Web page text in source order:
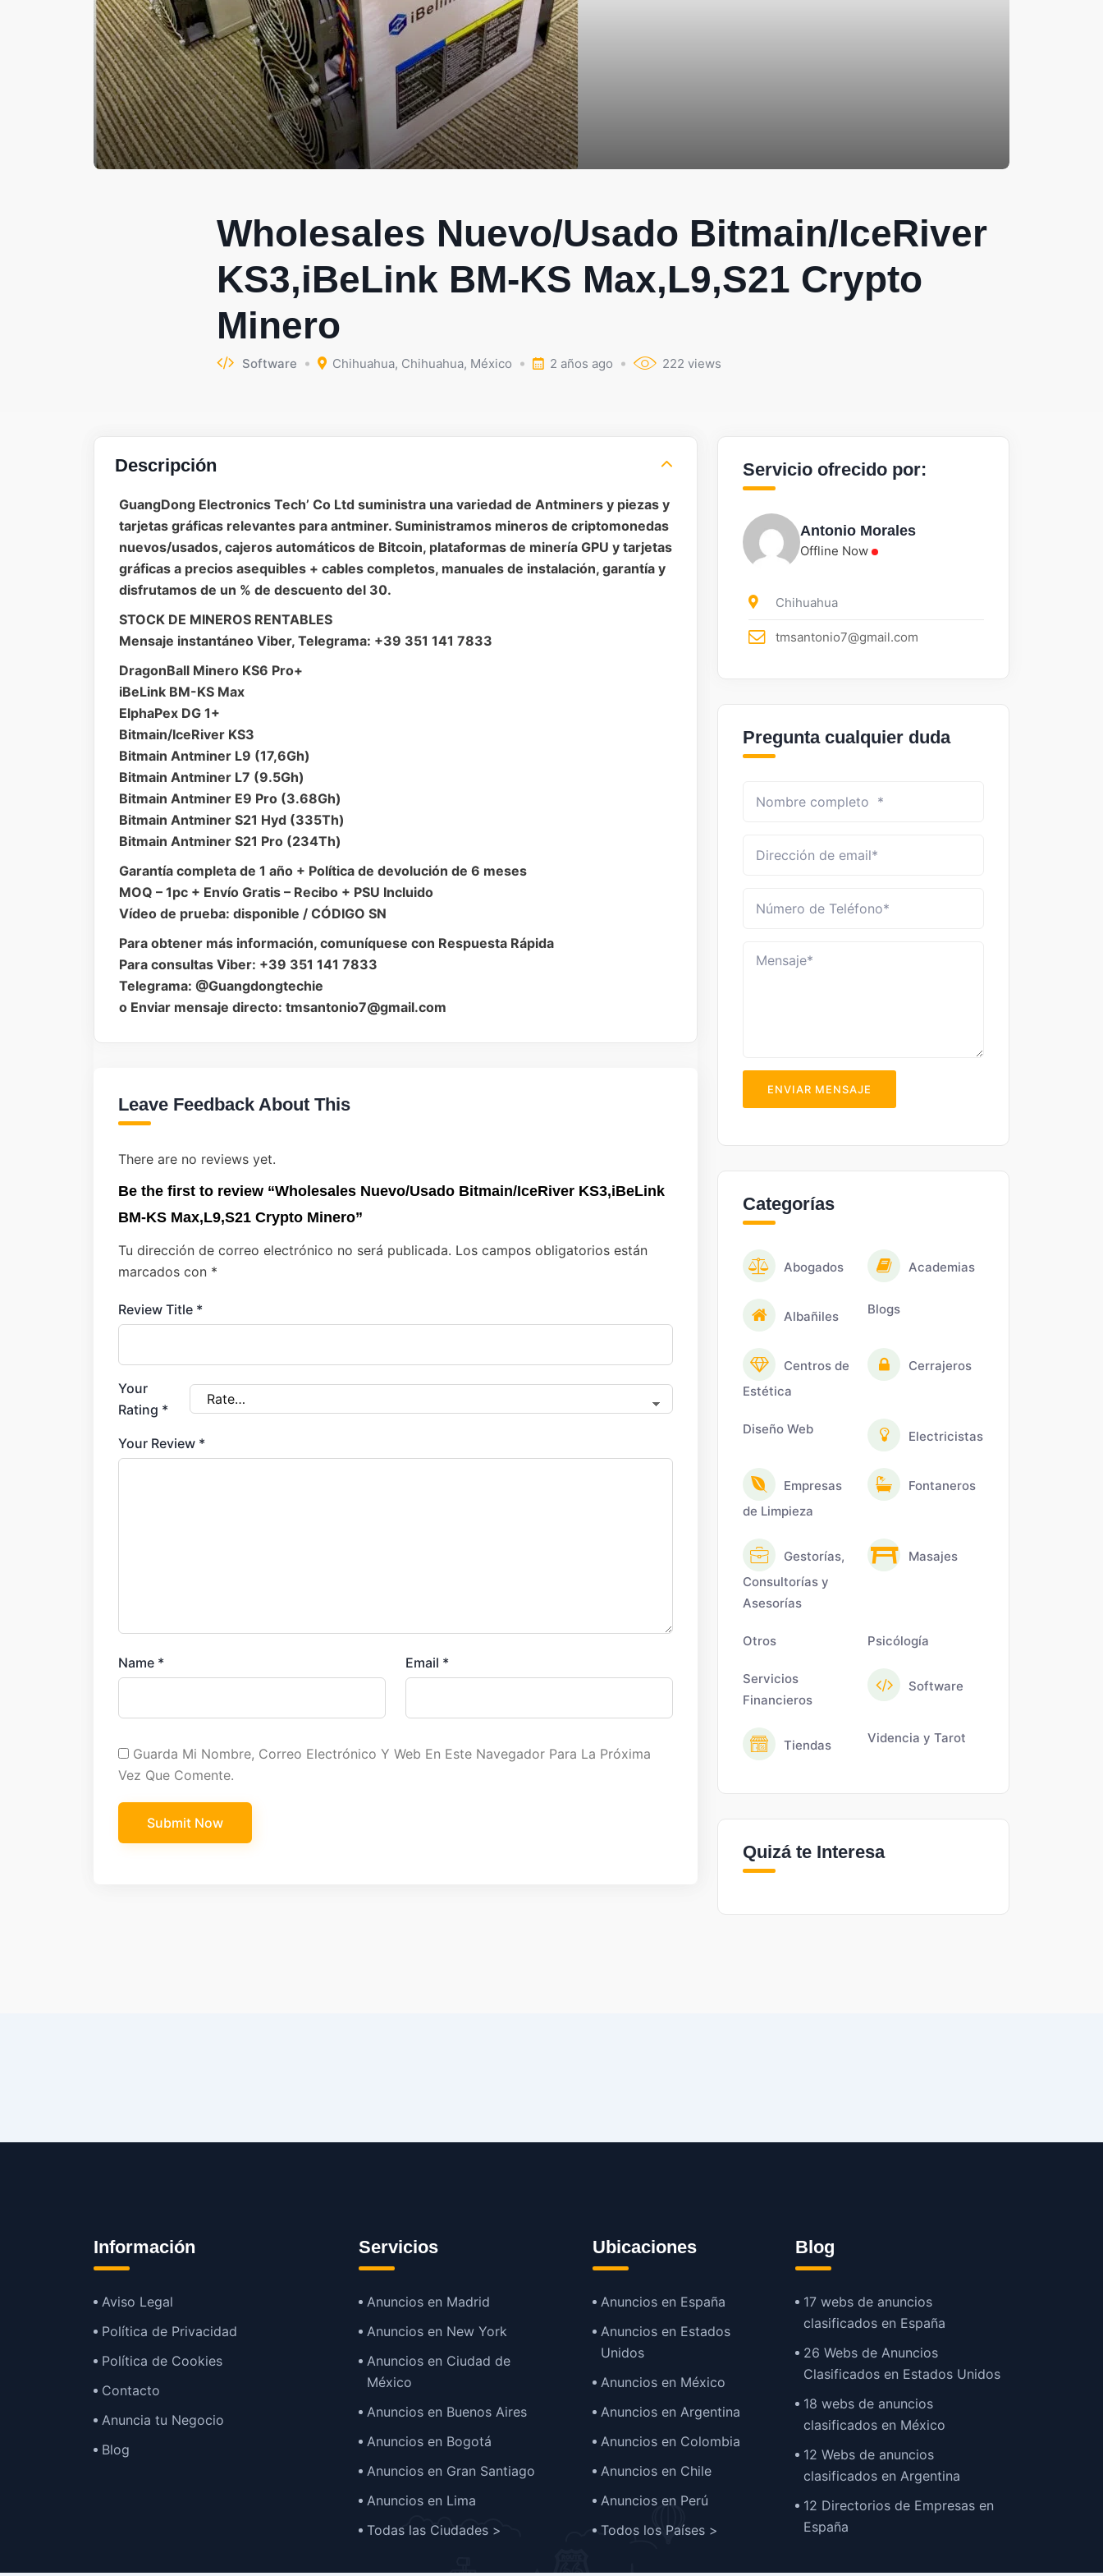
Wholesales Nuevo/Usado Bitmain/IceRiver
KS3,iBeLink BM-KS Max,L9,S21 Crypto
Minero
Software Chihuahua, Chihuahua, México 2 años ago 222 views
Descripción
GuangDong Electronics Tech’ Co Ltd suministra una variedad de Antminers y piezas y
tarjetas gráficas relevantes para antminer. Suministramos mineros de criptomonedas
nuevos/usados, cajeros automáticos de Bitcoin, plataformas de minería GPU y tarjetas
gráficas a precios asequibles + cables completos, manuales de instalación, garantía y
disfrutamos de un % de descuento del 30.
STOCK DE MINEROS RENTABLES
Mensaje instantáneo Viber, Telegrama: +39 351 141 7833
DragonBall Minero KS6 Pro+
iBeLink BM-KS Max
ElphaPex DG 1+
Bitmain/IceRiver KS3
Bitmain Antminer L9 (17,6Gh)
Bitmain Antminer L7 (9.5Gh)
Bitmain Antminer E9 Pro (3.68Gh)
Bitmain Antminer S21 Hyd (335Th)
Bitmain Antminer S21 Pro (234Th)
Garantía completa de 1 año + Política de devolución de 6 meses
MOQ – 1pc + Envío Gratis – Recibo + PSU Incluido
Vídeo de prueba: disponible / CÓDIGO SN
Para obtener más información, comuníquese con Respuesta Rápida
Para consultas Viber: +39 351 141 7833
Telegrama: @Guangdongtechie
o Enviar mensaje directo: tmsantonio7@gmail.com
Leave Feedback About This
There are no reviews yet.
Be the first to review “Wholesales Nuevo/Usado Bitmain/IceRiver KS3,iBeLink
BM-KS Max,L9,S21 Crypto Minero”
Tu dirección de correo electrónico no será publicada. Los campos obligatorios están
marcados con *
Review Title *
Your
Rating *
Your Review *
Name * Email *
Guarda Mi Nombre, Correo Electrónico Y Web En Este Navegador Para La Próxima
Vez Que Comente.
Servicio ofrecido por:
Antonio Morales
Offline Now
Chihuahua
tmsantonio7@gmail.com
Pregunta cualquier duda
ENVIAR MENSAJE
Categorías
Abogados Academias
Albañiles Blogs
Centros de
Estética
Cerrajeros
Diseño Web Electricistas
Empresas
de Limpieza
Fontaneros
Gestorías,
Consultorías y
Asesorías
Masajes
Otros Psicólogía
Servicios
Financieros
Software
Tiendas Videncia y Tarot
Quizá te Interesa
Información
Aviso Legal
Política de Privacidad
Política de Cookies
Contacto
Anuncia tu Negocio
Blog
Servicios
Anuncios en Madrid
Anuncios en New York
Anuncios en Ciudad de
México
Anuncios en Buenos Aires
Anuncios en Bogotá
Anuncios en Gran Santiago
Anuncios en Lima
Todas las Ciudades >
Ubicaciones
Anuncios en España
Anuncios en Estados
Unidos
Anuncios en México
Anuncios en Argentina
Anuncios en Colombia
Anuncios en Chile
Anuncios en Perú
Todos los Países >
Blog
17 webs de anuncios
clasificados en España
26 Webs de Anuncios
Clasificados en Estados Unidos
18 webs de anuncios
clasificados en México
12 Webs de anuncios
clasificados en Argentina
12 Directorios de Empresas en
España